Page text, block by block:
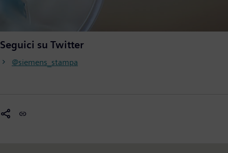
Seguici su Twitter
@siemens_stampa